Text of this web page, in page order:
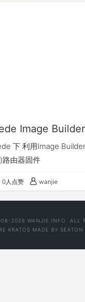
Openwrt+Lede Image Builder
下 利用Image
由器固件
0人点赞 wanjie
2026 WANJIE.INFO. ALL
KRATOS MADE BY